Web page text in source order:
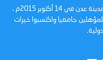
عدن تايم - صحيفة الكترونية تأسست في مدينة عدن في 14 أكتوبر 2015م ،
جامعيا واكتسبوا خبرات